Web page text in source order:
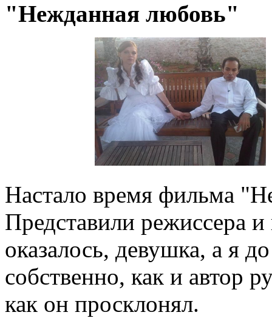
"Нежданная любовь"
Настало время фильма
Представили режиссера
оказалось, девушка, а я
собственно, как и автор
как он просклонял.